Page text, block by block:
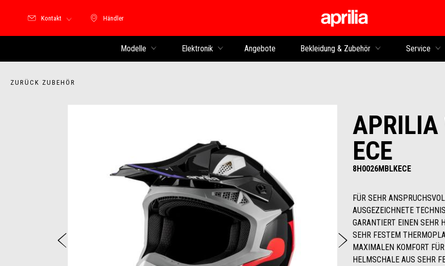
Händler
Händler
Kontakt
Modelle Elektronik Angebote Bekleidung & Zubehör Service
ZURÜCK ZUBEHÖR
APRILIA
ECE
8H0026MBLKECE
FÜR SEHR
AUSGEZEICHNETE
GARANTIERT EINEN SEHR
SEHR FESTEM
MAXIMALEN KOMFORT
HELMSCHALE AUS SEHR
weiter